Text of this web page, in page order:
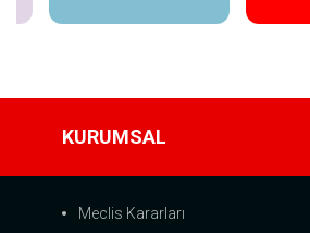
KURUMSAL
Meclis Kararları